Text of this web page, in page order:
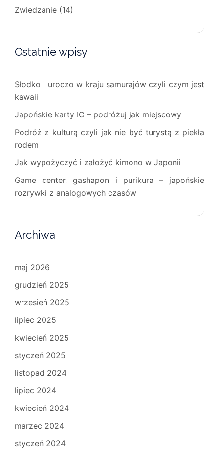
Zwiedzanie (14)
Ostatnie wpisy
Słodko i uroczo w kraju samurajów czyli czym jest
kawaii
Japońskie karty IC – podróżuj jak miejscowy
Podróż z kulturą czyli jak nie być turystą z piekła
rodem
Jak wypożyczyć i założyć kimono w Japonii
Game center, gashapon i purikura – japońskie
rozrywki z analogowych czasów
Archiwa
maj 2026
grudzień 2025
wrzesień 2025
lipiec 2025
kwiecień 2025
styczeń 2025
listopad 2024
lipiec 2024
kwiecień 2024
marzec 2024
styczeń 2024